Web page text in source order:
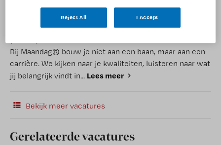
Bij Maandag® bouw je niet aan een baan, maar aan een
carrière. We kijken naar je kwaliteiten, luisteren naar wat
jij belangrijk vindt in... Lees meer
Bekijk meer vacatures
Gerelateerde vacatures
Reject All I Accept